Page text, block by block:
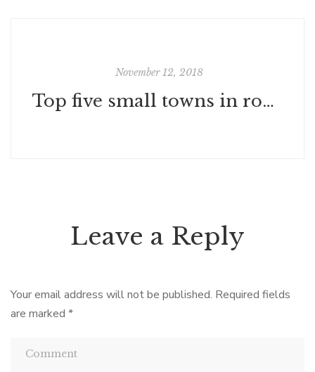
November 12, 2018
Top five small towns in romance
Leave a Reply
Your email address will not be published. Required fields
are marked *